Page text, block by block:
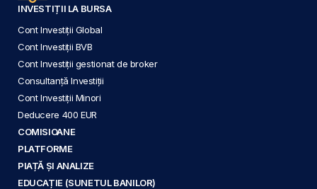
INVESTIȚII LA BURSA
Cont Investiții Global
Cont Investiții BVB
Cont Investiții gestionat de broker
Consultanță Investiții
Cont Investiții Minori
Deducere 400 EUR
COMISIOANE
PLATFORME
PIAȚĂ ȘI ANALIZE
EDUCAȚIE (SUNETUL BANILOR)